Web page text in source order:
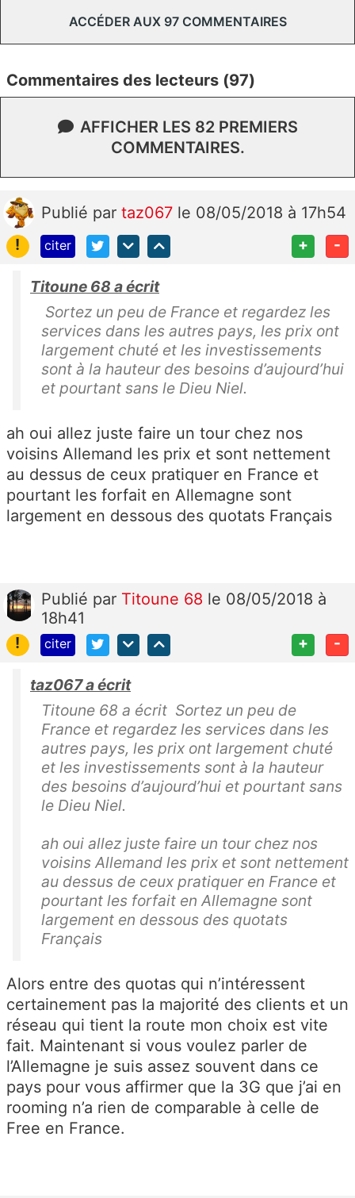
ACCÉDER AUX 97 COMMENTAIRES
Commentaires des lecteurs (97)
AFFICHER LES 82 PREMIERS
COMMENTAIRES.
Publié par taz067 le 08/05/2018 à 17h54
!
citer + -
Titoune 68 a écrit
Sortez un peu de France et regardez les
services dans les autres pays, les prix ont
largement chuté et les investissements
sont à la hauteur des besoins d’aujourd’hui
et pourtant sans le Dieu Niel.
ah oui allez juste faire un tour chez nos
voisins Allemand les prix et sont nettement
au dessus de ceux pratiquer en France et
pourtant les forfait en Allemagne sont
largement en dessous des quotats Français
Publié par Titoune 68 le 08/05/2018 à
18h41
!
citer + -
taz067 a écrit
Titoune 68 a écrit Sortez un peu de
France et regardez les services dans les
autres pays, les prix ont largement chuté
et les investissements sont à la hauteur
des besoins d’aujourd’hui et pourtant sans
le Dieu Niel.
ah oui allez juste faire un tour chez nos
voisins Allemand les prix et sont nettement
au dessus de ceux pratiquer en France et
pourtant les forfait en Allemagne sont
largement en dessous des quotats
Français
Alors entre des quotas qui n’intéressent
certainement pas la majorité des clients et un
réseau qui tient la route mon choix est vite
fait. Maintenant si vous voulez parler de
l’Allemagne je suis assez souvent dans ce
pays pour vous affirmer que la 3G que j’ai en
rooming n’a rien de comparable à celle de
Free en France.